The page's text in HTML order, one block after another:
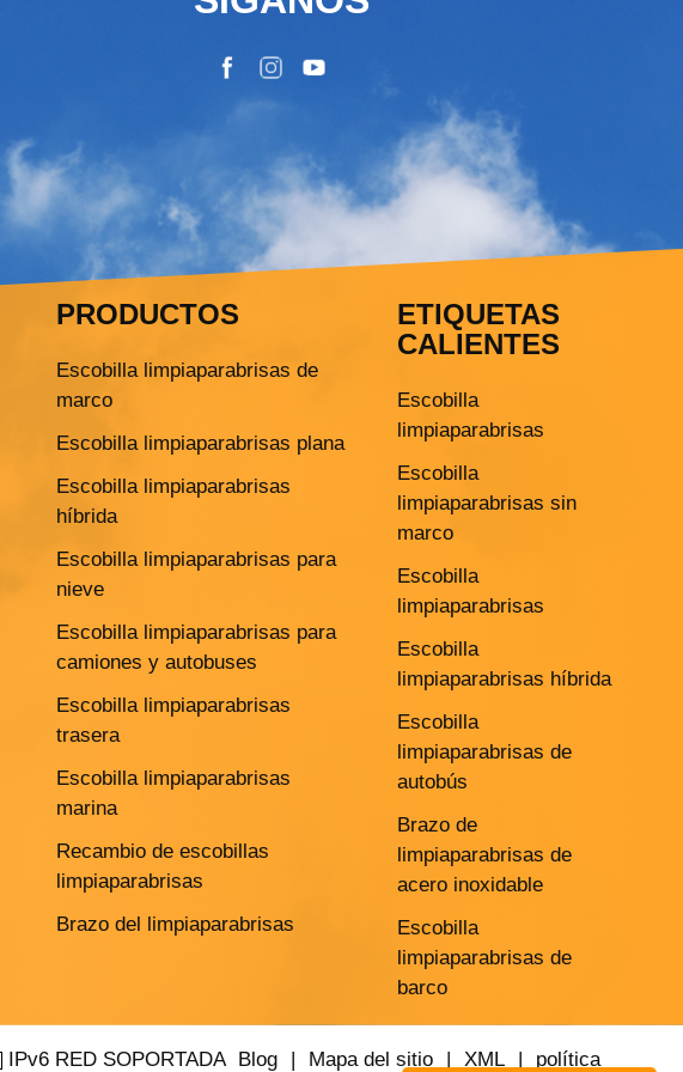
PRODUCTOS
Escobilla limpiaparabrisas de
marco
Escobilla limpiaparabrisas plana
Escobilla limpiaparabrisas
híbrida
Escobilla limpiaparabrisas para
nieve
Escobilla limpiaparabrisas para
camiones y autobuses
Escobilla limpiaparabrisas
trasera
Escobilla limpiaparabrisas
marina
Recambio de escobillas
limpiaparabrisas
Brazo del limpiaparabrisas
ETIQUETAS
CALIENTES
Escobilla
limpiaparabrisas
Escobilla
limpiaparabrisas sin
marco
Escobilla
limpiaparabrisas
Escobilla
limpiaparabrisas híbrida
Escobilla
limpiaparabrisas de
autobús
Brazo de
limpiaparabrisas de
acero inoxidable
Escobilla
limpiaparabrisas de
barco
IPv6 RED SOPORTADA Blog | Mapa del sitio | XML | política